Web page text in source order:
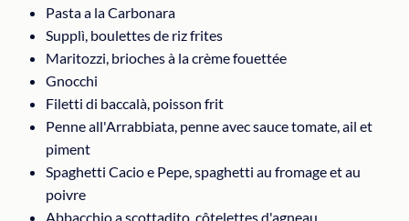
Pasta a la Carbonara
Supplì, boulettes de riz frites
Maritozzi, brioches à la crème fouettée
Gnocchi
Filetti di baccalà, poisson frit
Penne all'Arrabbiata, penne avec sauce tomate, ail et
piment
Spaghetti Cacio e Pepe, spaghetti au fromage et au
poivre
Abbacchio a scottadito, côtelettes d'agneau